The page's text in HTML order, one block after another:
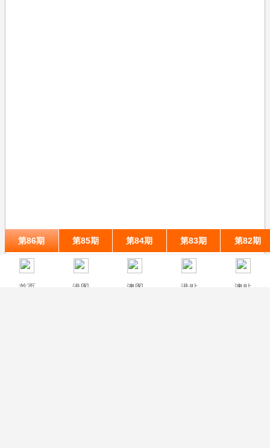
第86期 第85期 第84期 第83期 第82期
首页 港图 澳图 港贴 澳贴